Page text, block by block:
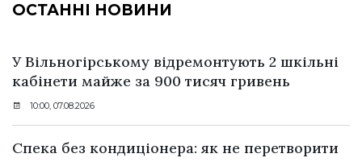
ОСТАННІ НОВИНИ
У Вільногірському відремонтують 2 шкільні
кабінети майже за 900 тисяч гривень
10:00, 07.08.2026
Спека без кондиціонера: як не перетворити